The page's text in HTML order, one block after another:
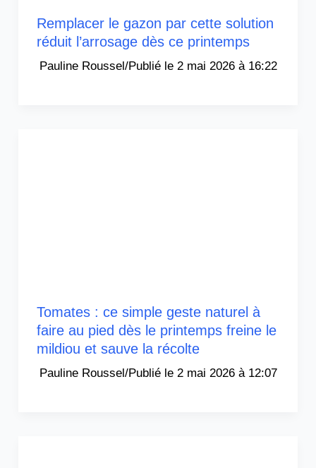
Remplacer le gazon par cette solution
réduit l’arrosage dès ce printemps
Pauline Roussel/ 2 mai 2026 à 16:22
Tomates : ce simple geste naturel à
faire au pied dès le printemps freine le
mildiou et sauve la récolte
Pauline Roussel/ 2 mai 2026 à 12:07